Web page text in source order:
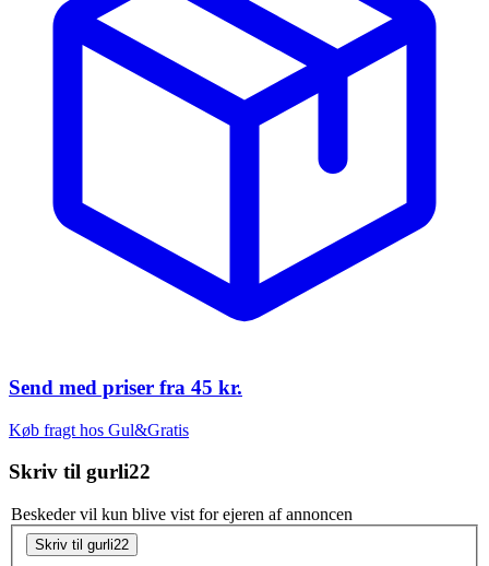
Send med priser fra 45 kr.
Køb fragt hos Gul&Gratis
Skriv til gurli22
Beskeder vil kun blive vist for ejeren af annoncen
Skriv til gurli22